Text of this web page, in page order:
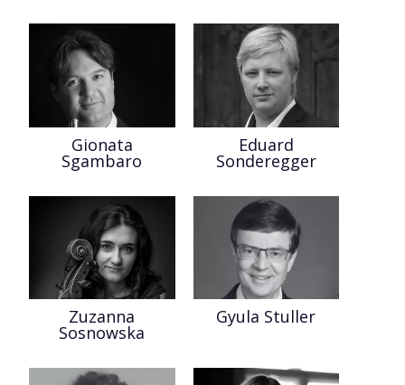
Gionata
Sgambaro
Eduard
Sonderegger
Zuzanna
Sosnowska
Gyula Stuller